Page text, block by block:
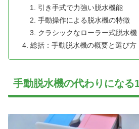
引き手式で力強い脱水機能
手動操作による脱水機の特徴
クラシックなローラー式脱水機
総括：手動脱水機の概要と選び方
手動脱水機の代わりになる